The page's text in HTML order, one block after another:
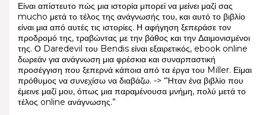
Είναι απίστευτο πώς μια ιστορία μπορεί να μείνει μαζί σας
mucho μετά το τέλος της ανάγνωσής του, και αυτό το βιβλίο
είναι μια από αυτές τις ιστορίες. Η αφήγηση ξεπεράσε τον
προδρομό της, τραβώντας με την βάθος και την Δαιμονισμένοι
της. Ο Daredevil του Bendis είναι εξαιρετικός, ebook online
δωρεάν για ανάγνωση μια φρέσκια και συναρπαστική
προσέγγιση που ξεπερνά κάποια από τα έργα του Miller. Είμαι
πρόθυμος να συνεχίσω να διαβάζω. -> “Ήταν ένα βιβλίο που
έμεινε μαζί μου, όπως μια παραμένουσα μνήμη, πολύ μετά το
τέλος online ανάγνωσης.”